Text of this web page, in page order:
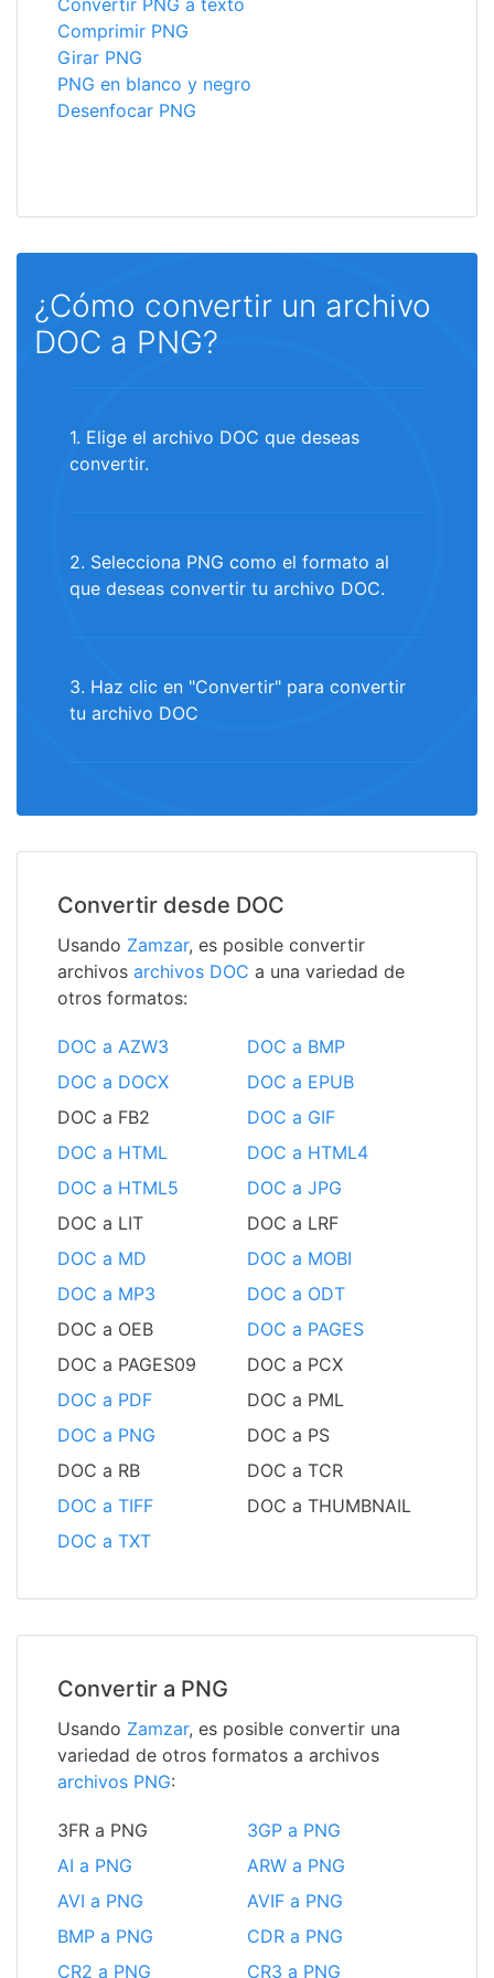
Convertir PNG a texto
Comprimir PNG
Girar PNG
PNG en blanco y negro
Desenfocar PNG
¿Cómo convertir un archivo
DOC a PNG?
1. Elige el archivo DOC que deseas
convertir.
2. Selecciona PNG como el formato al
que deseas convertir tu archivo DOC.
3. Haz clic en "Convertir" para convertir
tu archivo DOC
Convertir desde DOC
Usando Zamzar, es posible convertir
archivos archivos DOC a una variedad de
otros formatos:
DOC a AZW3
DOC a BMP
DOC a DOCX
DOC a EPUB
DOC a FB2
DOC a GIF
DOC a HTML
DOC a HTML4
DOC a HTML5
DOC a JPG
DOC a LIT
DOC a LRF
DOC a MD
DOC a MOBI
DOC a MP3
DOC a ODT
DOC a OEB
DOC a PAGES
DOC a PAGES09
DOC a PCX
DOC a PDF
DOC a PML
DOC a PNG
DOC a PS
DOC a RB
DOC a TCR
DOC a TIFF
DOC a THUMBNAIL
DOC a TXT
Convertir a PNG
Usando Zamzar, es posible convertir una
variedad de otros formatos a archivos
archivos PNG:
3FR a PNG
3GP a PNG
AI a PNG
ARW a PNG
AVI a PNG
AVIF a PNG
BMP a PNG
CDR a PNG
CR2 a PNG
CR3 a PNG